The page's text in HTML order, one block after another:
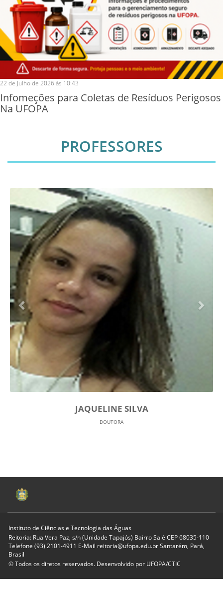
22 de Julho de 2026 às 10:43
Infomeções para Coletas de Resíduos Perigosos
Na UFOPA
PROFESSORES
JAQUELINE SILVA
DOUTORA
Previous Next
Instituto de Ciências e Tecnologia das Águas
Reitoria: Rua Vera Paz, s/n (Unidade Tapajós) Bairro Salé CEP 68035-110
Telefone (93) 2101-4911 E-Mail reitoria@ufopa.edu.br Santarém, Pará,
Brasil
© Todos os diretos reservados. Desenvolvido por UFOPA/CTIC